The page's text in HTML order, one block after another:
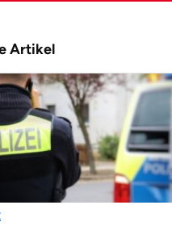
Artikel